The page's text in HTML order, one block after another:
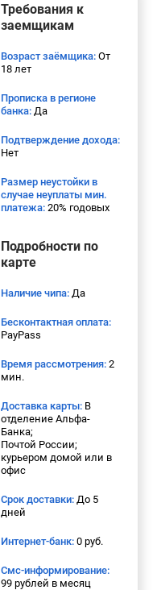
Требования к
заемщикам
Возраст заёмщика: От
18 лет
Прописка в регионе
банка: Да
Подтверждение дохода:
Нет
Размер неустойки в
случае неуплаты мин.
платежа: 20% годовых
Подробности по
карте
Наличие чипа: Да
Бесконтактная оплата:
PayPass
Время рассмотрения: 2
мин.
Доставка карты: В
отделение Альфа-
Банка;
Почтой России;
курьером домой или в
офис
Срок доставки: До 5
дней
Интернет-банк: 0 руб.
Смс-информирование:
99 рублей в месяц